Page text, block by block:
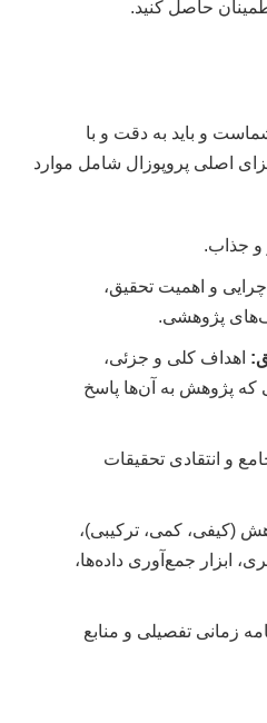
حاصل کنید.
و باید به دقت و با
اصلی پروپوزال شامل موارد
و جذاب.
چرایی و اهمیت تحقیق،
پژوهشی.
اهداف کلی و جزئی،
پژوهش به آن‌ها پاسخ
و انتقادی تحقیقات
(کیفی، کمی، ترکیبی)،
ابزار جمع‌آوری داده‌ها،
زمانی تفصیلی و منابع